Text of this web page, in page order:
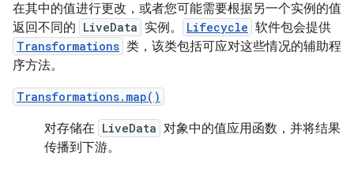
在其中的值进行更改，或者您可能需要根据另一个实例的值
返回不同的 LiveData 实例。 Lifecycle 软件包会提供
Transformations 类，该类包括可应对这些情况的辅助程
序方法。
Transformations.map()
对存储在 LiveData 对象中的值应用函数，并将结果
传播到下游。